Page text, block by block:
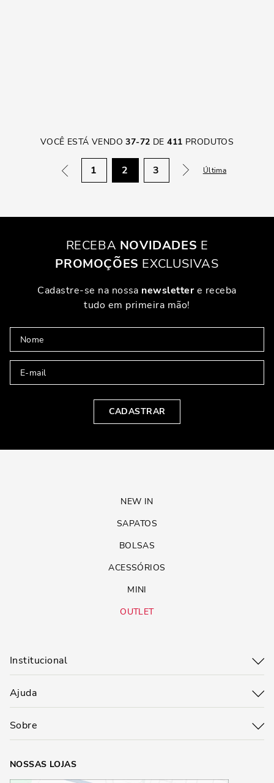
VOCÊ ESTÁ VENDO 37-72 DE411 PRODUTOS
1 2 3 Última
RECEBA NOVIDADES E
PROMOÇÕES EXCLUSIVAS
Cadastre-se na nossa newslettere receba
tudo em primeira mão!
CADASTRAR
NEW IN
SAPATOS
BOLSAS
ACESSÓRIOS
MINI
OUTLET
Institucional
Ajuda
Sobre
NOSSAS LOJAS